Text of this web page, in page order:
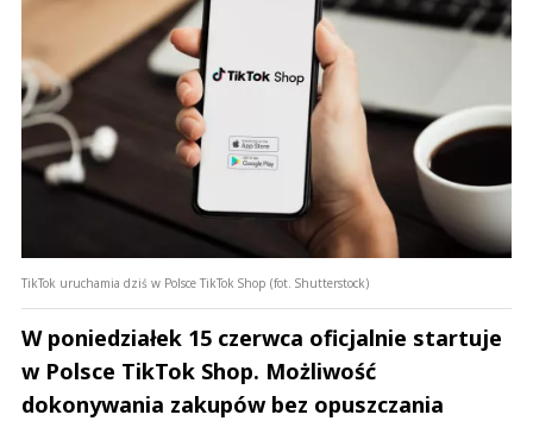
TikTok uruchamia dziś w Polsce TikTok Shop (fot. Shutterstock)
W poniedziałek 15 czerwca oficjalnie startuje
w Polsce TikTok Shop. Możliwość
dokonywania zakupów bez opuszczania